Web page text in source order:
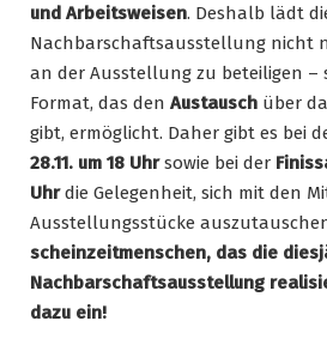
und Arbeitsweisen. Deshalb lädt
Nachbarschaftsausstellung nicht
an der Ausstellung zu beteiligen –
Format, das den Austausch über
gibt, ermöglicht. Daher gibt es bei
28.11. um 18 Uhrsowie bei der
Uhrdie Gelegenheit, sich mit den
Ausstellungsstücke
scheinzeitmenschen, das die
Nachbarschaftsausstellung
dazu ein!